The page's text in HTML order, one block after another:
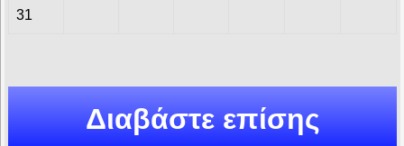
31
Διαβάστε επίσης